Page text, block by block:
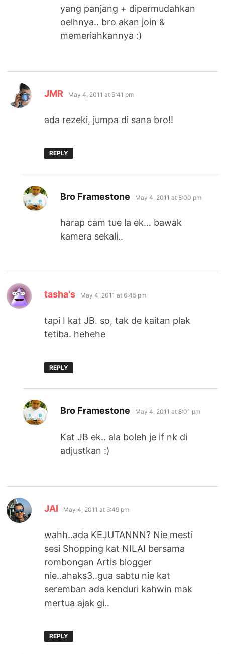
yang panjang + dipermudahkan
oelhnya.. bro akan join &
memeriahkannya :)
JMR says:
May 4, 2011 at 5:41 pm
ada rezeki, jumpa di sana bro!!
REPLY
Bro Framestone says:
May 4, 2011 at 8:00 pm
harap cam tue la ek… bawak
kamera sekali..
tasha's says:
May 4, 2011 at 6:45 pm
tapi I kat JB. so, tak de kaitan plak
tetiba. hehehe
REPLY
Bro Framestone says:
May 4, 2011 at 8:01 pm
Kat JB ek.. ala boleh je if nk di
adjustkan :)
JAI says:
May 4, 2011 at 6:49 pm
wahh..ada KEJUTANNN? Nie mesti
sesi Shopping kat NILAI bersama
rombongan Artis blogger
nie..ahaks3..gua sabtu nie kat
seremban ada kenduri kahwin mak
mertua ajak gi..
REPLY